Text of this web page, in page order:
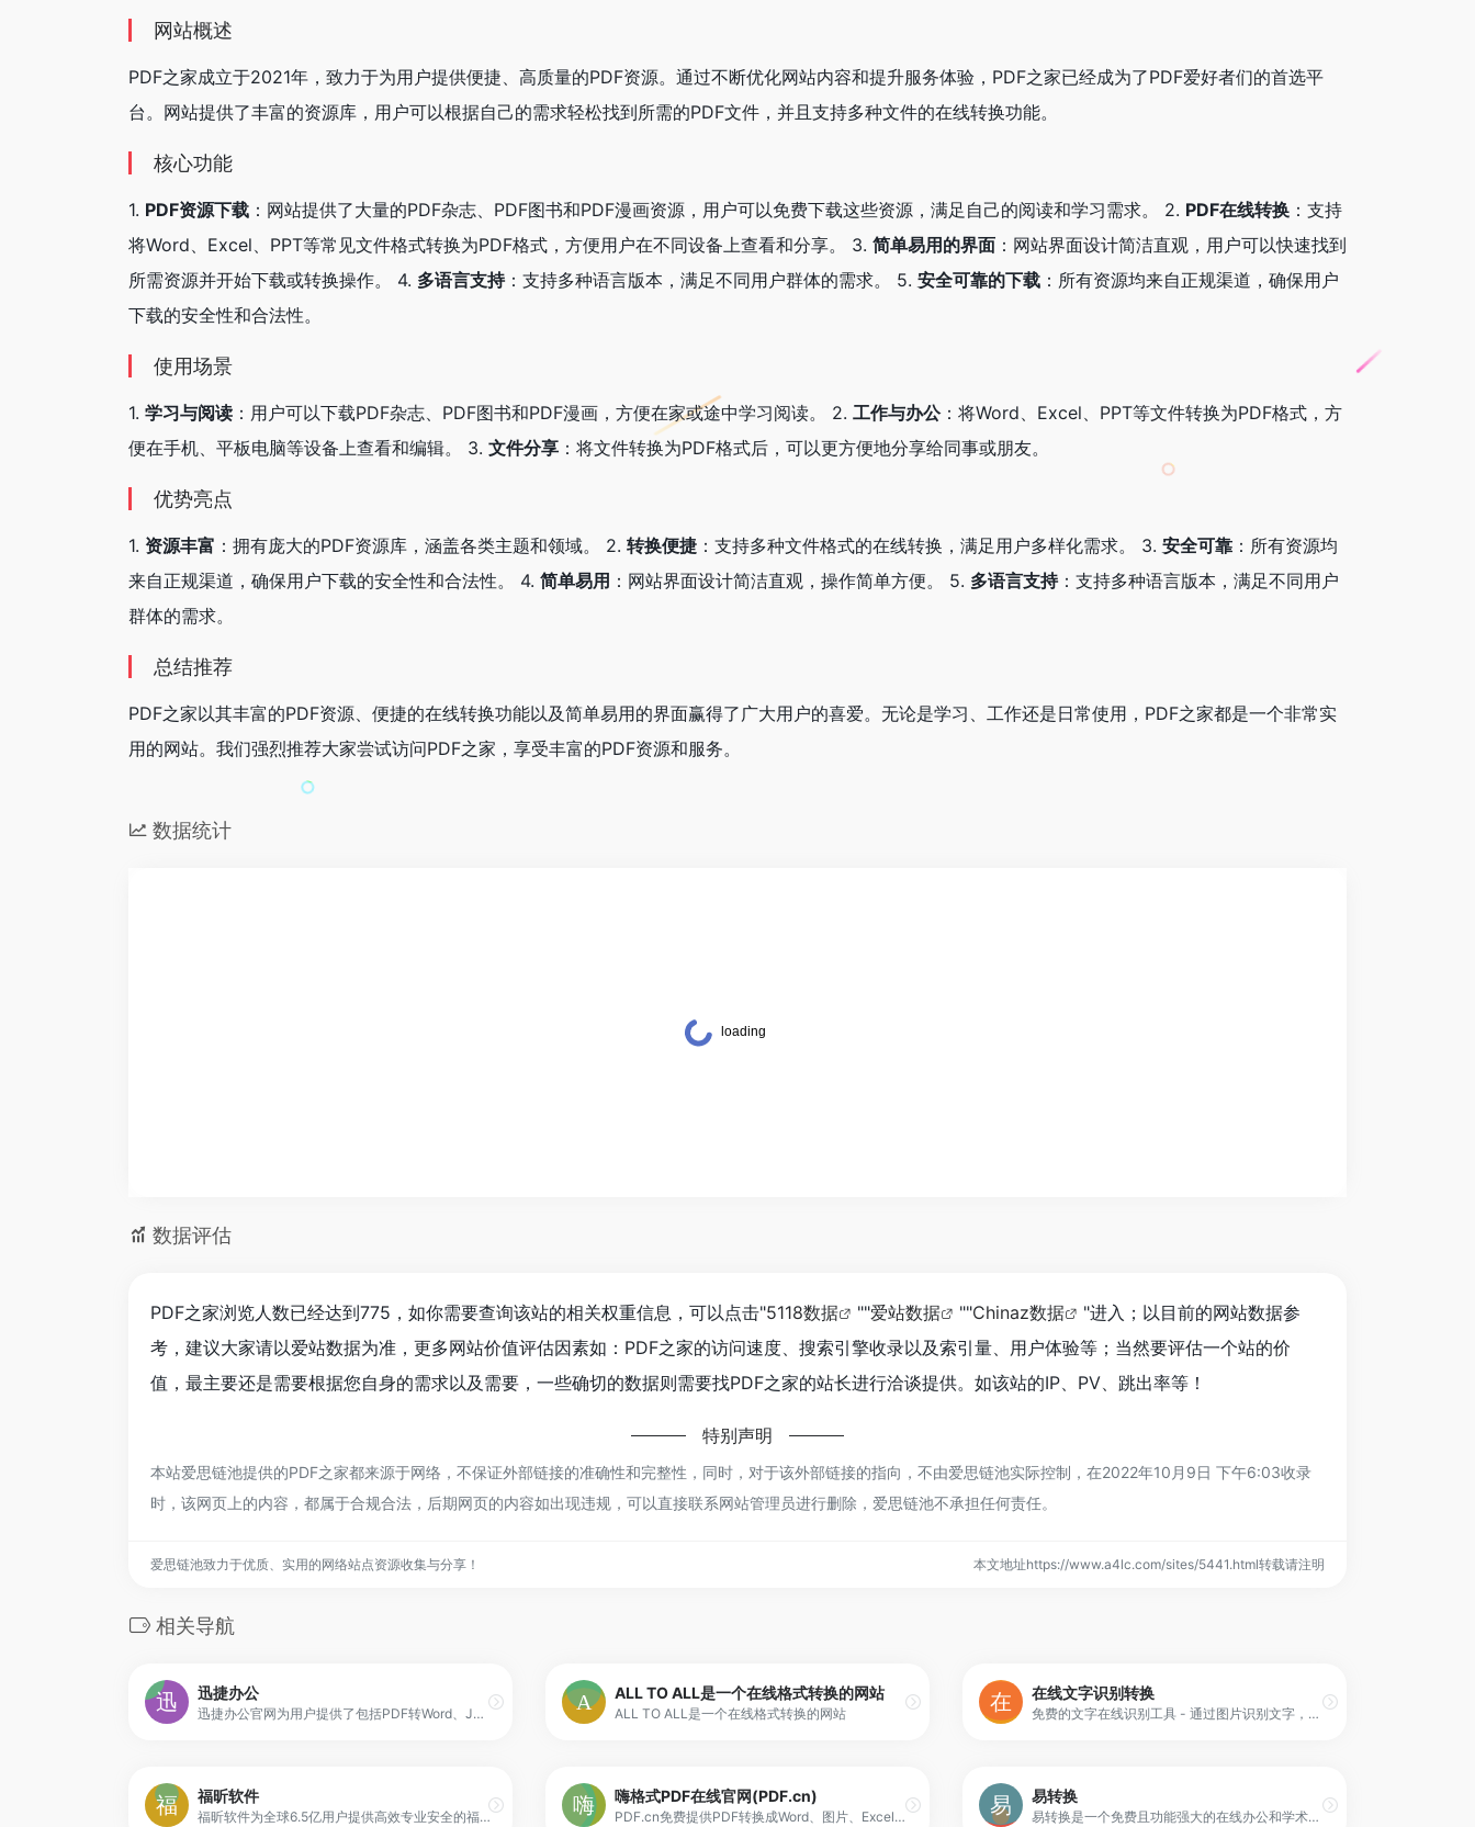
网站概述
PDF之家成立于2021年，致力于为用户提供便捷、高质量的PDF资源。通过不断优化网站内容和提升服务体验，PDF之家已经成为了PDF爱好者们的首选平
台。网站提供了丰富的资源库，用户可以根据自己的需求轻松找到所需的PDF文件，并且支持多种文件的在线转换功能。
核心功能
1. PDF资源下载 ：网站提供了大量的PDF杂志、PDF图书和PDF漫画资源，用户可以免费下载这些资源，满足自己的阅读和学习需求。 2. PDF在线转换 ：支持
将Word、Excel、PPT等常见文件格式转换为PDF格式，方便用户在不同设备上查看和分享。 3. 简单易用的界面 ：网站界面设计简洁直观，用户可以快速找到
所需资源并开始下载或转换操作。 4. 多语言支持：支持多种语言版本，满足不同用户群体的需求。 5. 安全可靠的下载 ：所有资源均来自正规渠道，确保用户
下载的安全性和合法性。
使用场景
1. 学习与阅读 ：用户可以下载PDF杂志、PDF图书和PDF漫画，方便在家或途中学习阅读。 2. 工作与办公：将Word、Excel、PPT等文件转换为PDF格式，方
便在手机、平板电脑等设备上查看和编辑。 3. 文件分享 ：将文件转换为PDF格式后，可以更方便地分享给同事或朋友。
优势亮点
1. 资源丰富 ：拥有庞大的PDF资源库，涵盖各类主题和领域。 2. 转换便捷 ：支持多种文件格式的在线转换，满足用户多样化需求。 3. 安全可靠 ：所有资源均
来自正规渠道，确保用户下载的安全性和合法性。 4. 简单易用 ：网站界面设计简洁直观，操作简单方便。 5. 多语言支持：支持多种语言版本，满足不同用户
群体的需求。
总结推荐
PDF之家以其丰富的PDF资源、便捷的在线转换功能以及简单易用的界面赢得了广大用户的喜爱。无论是学习、工作还是日常使用，PDF之家都是一个非常实
用的网站。我们强烈推荐大家尝试访问PDF之家，享受丰富的PDF资源和服务。
数据统计
数据评估
PDF之家浏览人数已经达到775，如你需要查询该站的相关权重信息，可以点击"5118数据 ""爱站数据 ""Chinaz数据
"进入；以目前的网站数据参
考，建议大家请以爱站数据为准，更多网站价值评估因素如：PDF之家的访问速度、搜索引擎收录以及索引量、用户体验等；当然要评估一个站的价
值，最主要还是需要根据您自身的需求以及需要，一些确切的数据则需要找PDF之家的站长进行洽谈提供。如该站的IP、PV、跳出率等！
特别声明
本站爱思链池提供的PDF之家都来源于网络，不保证外部链接的准确性和完整性，同时，对于该外部链接的指向，不由爱思链池实际控制，在2022年10月9日 下午6:03收录
时，该网页上的内容，都属于合规合法，后期网页的内容如出现违规，可以直接联系网站管理员进行删除，爱思链池不承担任何责任。
爱思链池致力于优质、实用的网络站点资源收集与分享！ 本文地址https://www.a4lc.com/sites/5441.html转载请注明
相关导航
迅捷办公
迅捷办公官网为用户提供了包括PDF转Word、JPG、PPT在内的多种格式相互转换方案,及PDF修改内容、扫描图片转换成文字、虚拟打印文件等办公常见难题,帮助用户无忧处理办公文档.
ALL TO ALL是一个在线格式转换的网站
ALL TO ALL是一个在线格式转换的网站
在线文字识别转换
免费的文字在线识别工具 - 通过图片识别文字，可保留原始格式，提供图像文字识别，提取图片文字，pdf文字识别，扫描文件识别服务、pdf转Word文档服务等。我们的Ocr服务支持中文、繁体中文、日语、韩语、英语、法语、俄语、德语等多种语言，输出结果支持PDF、Word和Txt格式。
福昕软件
福昕软件为全球6.5亿用户提供高效专业安全的福昕PDF编辑器下载、福昕PDF阅读器下载、PDF转换器下载以及全面的PDF文档产品技术与解决方案，是具有完全自主知识产权的全球领先的PDF文档核心技术与应用服务的国产厂商，为PDF文档的安全保驾护航。
嗨格式PDF在线官网(PDF.cn)
PDF.cn免费提供PDF转换成Word、图片、Excel、PPT等多种文件格式互转及PDF压缩、PDF合并和拆分等功能,无需下载,简单便捷.PDF.cn解决您所有的PDF问题。
易转换
易转换是一个免费且功能强大的在线办公和学术文档转换工具，支持PDF、Word、Excel、PPT、知网CAJ、CAD等百余种常用文档的格式转换、文件压缩、图片处理、文字识别